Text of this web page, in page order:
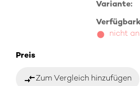
Variante:
nicht
Preis
compare_arrowsZum Vergleich hinzufügen